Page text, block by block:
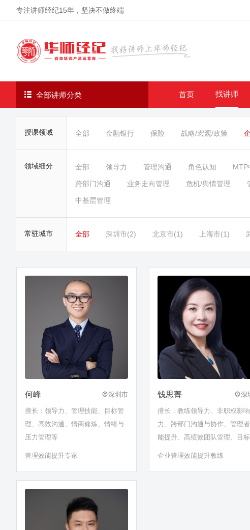
专注讲师经纪15年 ，坚决不做终端
全部讲师分类 首页 找讲师
授课领域 全部 金融银行 保险 战略/宏观/政策
领域细分 全部 领导力 管理沟通 角色认知 MTP
跨部门沟通 业务走向管理 危机/舆情管理
中基层管理
常驻城市 全部 深圳市(2) 北京市(1) 上海市(1)
何峰 深圳市
擅长：领导力、管理技能、目标管
理、高效沟通、情商修炼、情绪与
压力管理等
管理效能提升专家
钱思菁 深
擅长：教练领导力、非职权影响
力、跨部门沟通与协作、管理
能提升、高绩效团队管理、目标
企业管理效能提升教练